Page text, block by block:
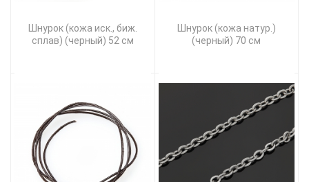
Шнурок (кожа иск., биж.
сплав) (черный) 52 см
Шнурок (кожа натур.)
(черный) 70 см